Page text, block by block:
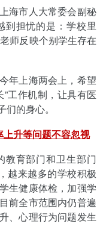
海市人大常委会副秘
到担忧的是：学校里
师反映个别学生存在
年上海两会上，希望
工作机制，让具有医
的身心。
升等问题不容忽视
教育部门和卫生部门
越来越多的学校积极
生健康体检，加强学
前全市范围内仍普遍
、心理行为问题发生